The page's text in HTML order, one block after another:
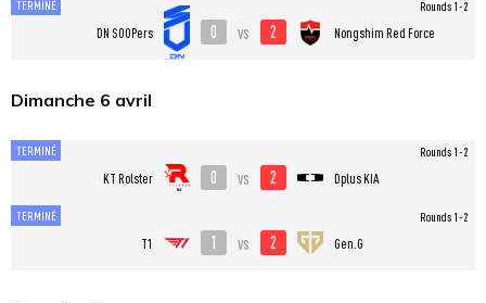
TERMINÉ
DN SOOPers 0 vs 2 Nongshim Red Force
Rounds 1-2
Dimanche 6 avril
TERMINÉ
KT Rolster 0 vs 2 Dplus KIA
Rounds 1-2
TERMINÉ
T1 1 vs 2 Gen.G
Rounds 1-2